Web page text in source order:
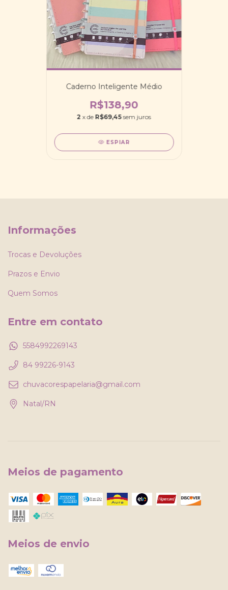
Caderno Inteligente Médio
R$138,90
2 x de R$69,45 sem juros
ESPIAR
Informações
Trocas e Devoluções
Prazos e Envio
Quem Somos
Entre em contato
5584992269143
84 99226-9143
chuvacorespapelaria@gmail.com
Natal/RN
Meios de pagamento
Meios de envio